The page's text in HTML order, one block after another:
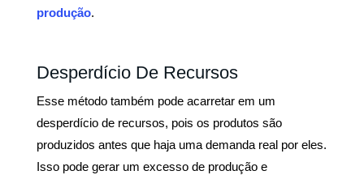
produção.
Desperdício De Recursos
Esse método também pode acarretar em um
desperdício de recursos, pois os produtos são
produzidos antes que haja uma demanda real por eles.
Isso pode gerar um excesso de produção e